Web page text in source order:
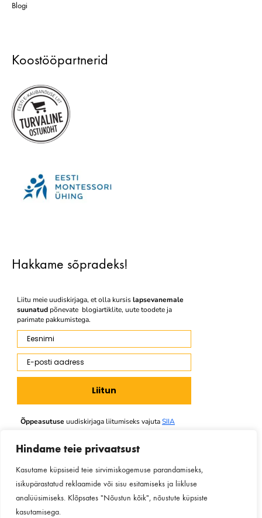
Hindame teie privaatsust
Kasutame küpsiseid teie sirvimiskogemuse parandamiseks,
isikupärastatud reklaamide või sisu esitamiseks ja liikluse
analüüsimiseks. Klõpsates "Nõustun kõik", nõustute küpsiste
kasutamisega.
Blogi
Koostööpartnerid
Hakkame sõpradeks!
Liitu meie uudiskirjaga, et olla kursislapsevanemale
suunatudpõnevate blogiartiklite, uute toodete ja
parimate pakkumistega.
Eesnimi
E-posti aadress
Liitun
Õppeasutuse uudiskirjaga liitumiseks vajutaSIIA
FacebookInstagram
Youtube